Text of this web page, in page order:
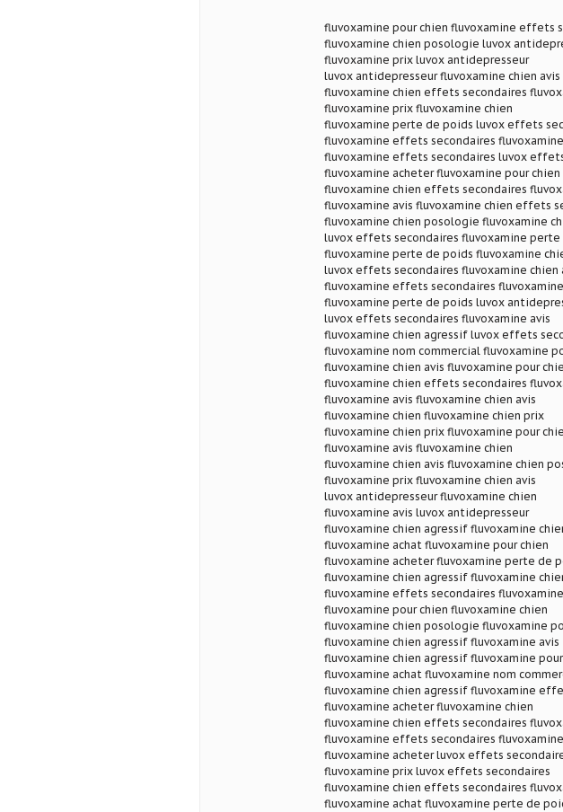
fluvoxamine pour chien fluvoxamine effets
fluvoxamine chien posologie luvox
fluvoxamine prix luvox antidepresseur
luvox antidepresseur fluvoxamine chien avis
fluvoxamine chien effets secondaires
fluvoxamine prix fluvoxamine chien
fluvoxamine perte de poids luvox effets
fluvoxamine effets secondaires
fluvoxamine effets secondaires luvox
fluvoxamine acheter fluvoxamine pour chien
fluvoxamine chien effets secondaires
fluvoxamine avis fluvoxamine chien effets
fluvoxamine chien posologie fluvoxamine
luvox effets secondaires fluvoxamine perte
fluvoxamine perte de poids fluvoxamine
luvox effets secondaires fluvoxamine chien
fluvoxamine effets secondaires
fluvoxamine perte de poids luvox
luvox effets secondaires fluvoxamine avis
fluvoxamine chien agressif luvox effets
fluvoxamine nom commercial fluvoxamine
fluvoxamine chien avis fluvoxamine pour
fluvoxamine chien effets secondaires
fluvoxamine avis fluvoxamine chien avis
fluvoxamine chien fluvoxamine chien prix
fluvoxamine chien prix fluvoxamine pour
fluvoxamine avis fluvoxamine chien
fluvoxamine chien avis fluvoxamine chien
fluvoxamine prix fluvoxamine chien avis
luvox antidepresseur fluvoxamine chien
fluvoxamine avis luvox antidepresseur
fluvoxamine chien agressif fluvoxamine
fluvoxamine achat fluvoxamine pour chien
fluvoxamine acheter fluvoxamine perte de
fluvoxamine chien agressif fluvoxamine
fluvoxamine effets secondaires
fluvoxamine pour chien fluvoxamine chien
fluvoxamine chien posologie fluvoxamine
fluvoxamine chien agressif fluvoxamine avis
fluvoxamine chien agressif fluvoxamine
fluvoxamine achat fluvoxamine nom
fluvoxamine chien agressif fluvoxamine
fluvoxamine acheter fluvoxamine chien
fluvoxamine chien effets secondaires
fluvoxamine effets secondaires
fluvoxamine acheter luvox effets
fluvoxamine prix luvox effets secondaires
fluvoxamine chien effets secondaires
fluvoxamine achat fluvoxamine perte de